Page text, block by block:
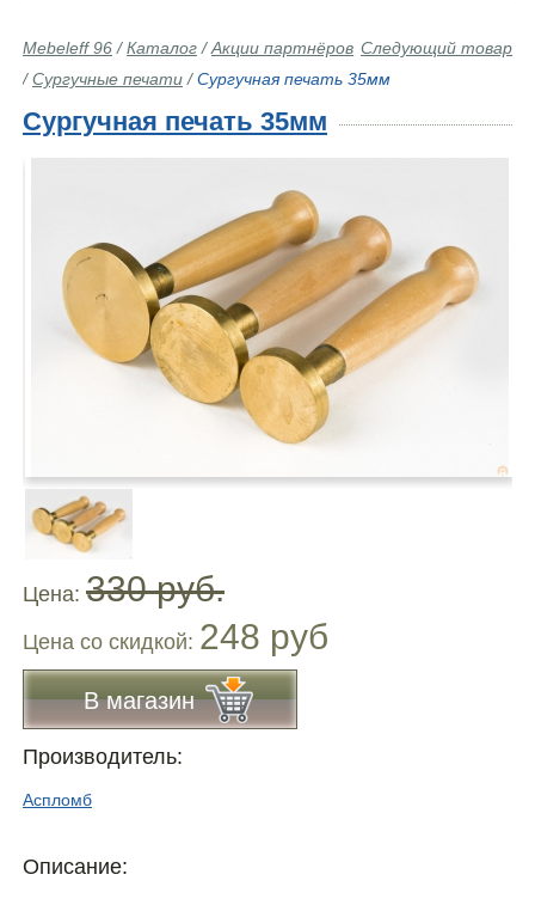
Следующий товар
Mebeleff 96 /Каталог /Акции партнёров
/Сургучные печати /Сургучная печать 35мм
Сургучная печать 35мм
Цена: 330 руб.
Цена co скидкой: 248 руб
В магазин
Производитель:
Аспломб
Описание: